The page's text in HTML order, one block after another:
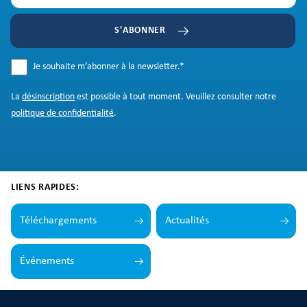
S'ABONNER
Je souhaite m’abonner à la newsletter.*
La désinscription est possible à tout moment. Veuillez consulter notre
politique de confidentialité.
LIENS RAPIDES:
Téléchargements Actualités
Événements